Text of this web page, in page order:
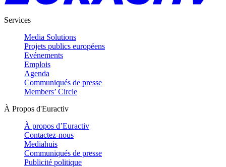
Services
Media Solutions
Projets publics européens
Evénements
Emplois
Agenda
Communiqués de presse
Members’ Circle
À Propos d'Euractiv
À propos d’Euractiv
Contactez-nous
Mediahuis
Communiqués de presse
Publicité politique